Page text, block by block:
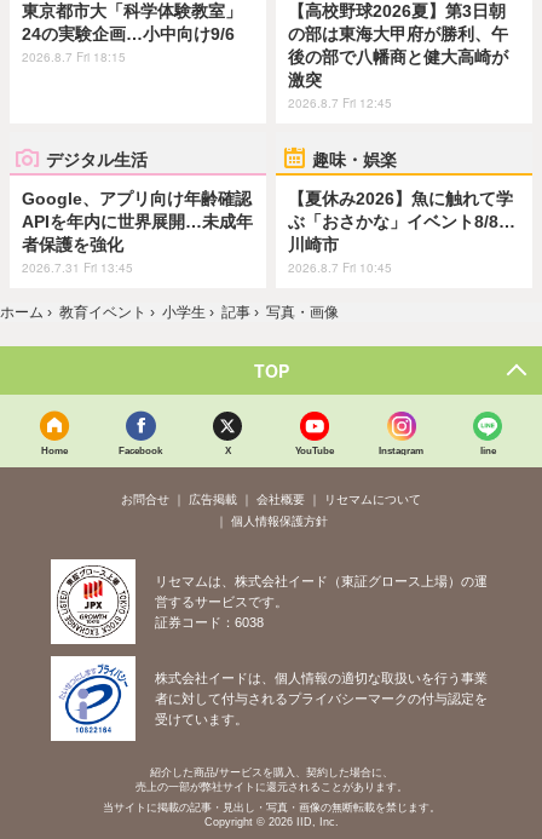
東京都市大「科学体験教室」
24の実験企画…小中向け9/6
2026.8.7 Fri 18:15
【高校野球2026夏】第3日朝
の部は東海大甲府が勝利、午
後の部で八幡商と健大高崎が
激突
2026.8.7 Fri 12:45
デジタル生活
Google、アプリ向け年齢確認
APIを年内に世界展開…未成年
者保護を強化
2026.7.31 Fri 13:45
趣味・娯楽
【夏休み2026】魚に触れて学
ぶ「おさかな」イベント8/8…
川崎市
2026.8.7 Fri 10:45
ホーム › 教育イベント › 小学生 › 記事 › 写真・画像
TOP
Home Facebook X YouTube Instagram line
お問合せ 広告掲載 会社概要
リセマムについて
個人情報保護方針
リセマムは、株式会社イード（東証グロース上場）の運
営するサービスです。
証券コード：6038
株式会社イードは、個人情報の適切な取扱いを行う事業
者に対して付与されるプライバシーマークの付与認定を
受けています。
紹介した商品/サービスを購入、契約した場合に、
売上の一部が弊社サイトに還元されることがあります。
当サイトに掲載の記事・見出し・写真・画像の無断転載を禁じます。
Copyright © 2026 IID, Inc.